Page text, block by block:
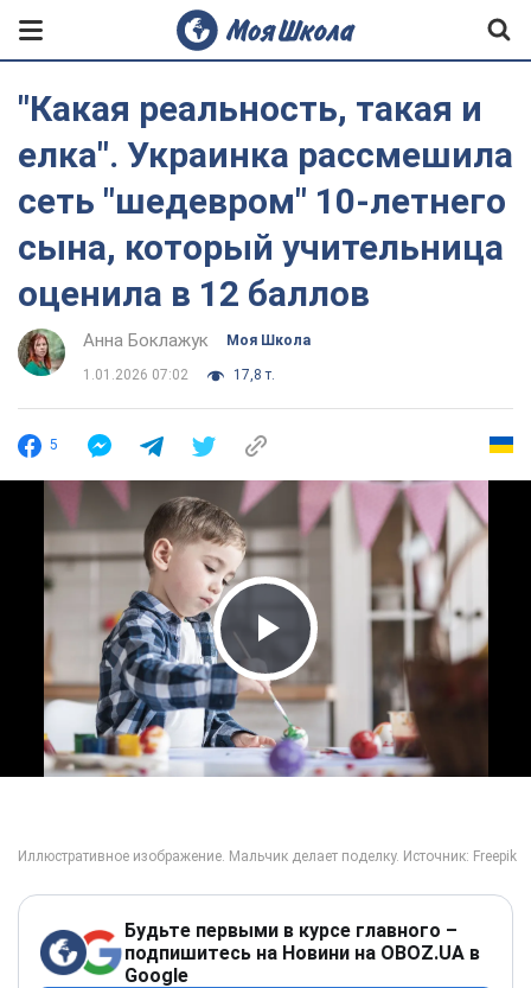
"Какая реальность, такая и
елка". Украинка рассмешила
сеть "шедевром" 10-летнего
сына, который учительница
оценила в 12 баллов
Анна Боклажук Моя Школа
1.01.2026 07:02 17,8 т.
5
Play Video
Будьте первыми в курсе главного –
подпишитесь на Новини на OBOZ.UA в
Google